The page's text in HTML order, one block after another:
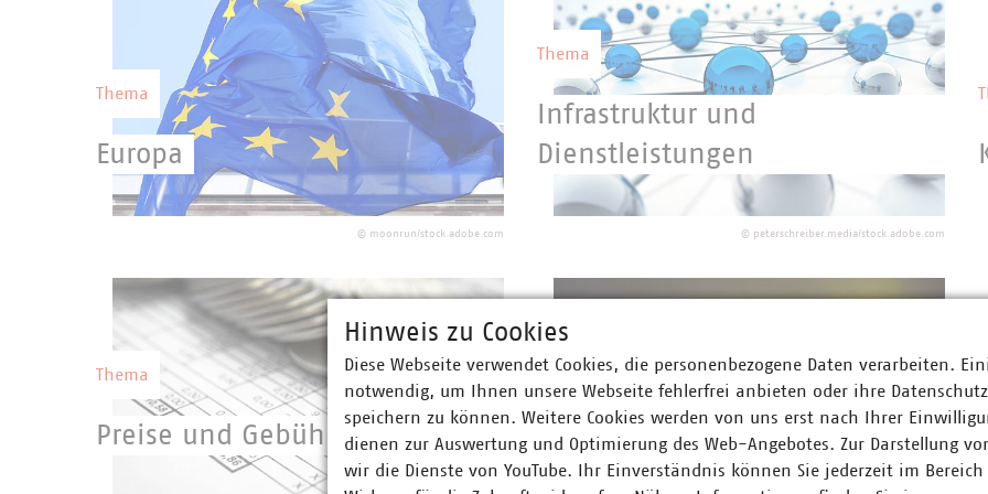
Wettbewerbsfähigkeit Deutschlands.
Thema
Europa
Eine starke kommunale Selbstverwaltung
mit starken kommunalen Unternehmen
erfolgreich um.
© moonrun/stock.adobe.com
Thema
Infrastruktur und
Dienstleistungen
Die kommunalen Unternehmen betreiben
ein riesiges Infrastrukturnetzwerk und
© peterschreiber.media/stock.adobe.com
Thema
Preise und Gebühren
Thema
Recht
Hinweis zu Cookies
Diese Webseite verwendet Cookies, die personenbezogene Daten verarbeiten.
notwendig, um Ihnen unsere Webseite fehlerfrei anbieten oder ihre
speichern zu können. Weitere Cookies werden von uns erst nach Ihrer
dienen zur Auswertung und Optimierung des Web-Angebotes. Zur Darstellung
wir die Dienste von YouTube. Ihr Einverständnis können Sie jederzeit im